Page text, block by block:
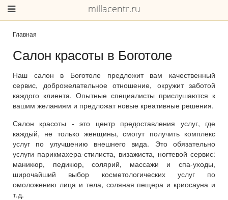
millacentr.ru
Главная
Салон красоты в Боготоле
Наш салон в Боготоле предложит вам качественный
сервис, доброжелательное отношение, окружит заботой
каждого клиента. Опытные специалисты прислушаются к
вашим желаниям и предложат новые креативные решения.
Салон красоты - это центр предоставления услуг, где
каждый, не только женщины, смогут получить комплекс
услуг по улучшению внешнего вида. Это обязательно
услуги парикмахера-стилиста, визажиста, ногтевой сервис:
маникюр, педикюр, солярий, массажи и спа-уходы,
широчайший выбор косметологических услуг по
омоложению лица и тела, соляная пещера и криосауна и
т.д.